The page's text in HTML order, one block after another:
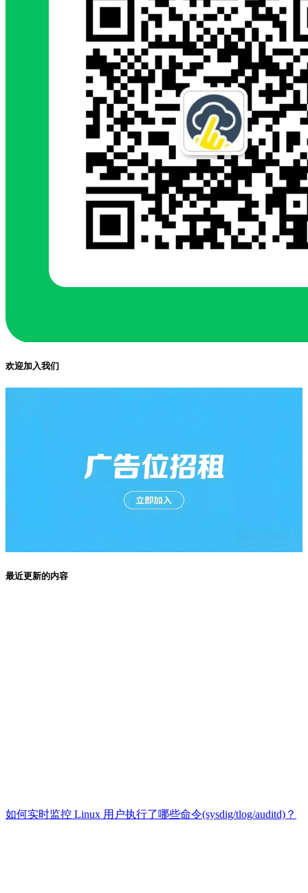
欢迎加入我们
最近更新的内容
如何实时监控 Linux 用户执行了哪些命令(sysdig/tlog/auditd)？